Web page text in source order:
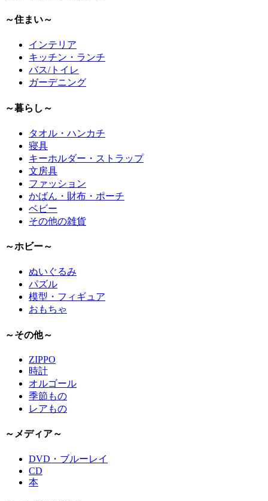
～住まい～
インテリア
キッチン・ランチ
バス/トイレ
ガーデニング
～暮らし～
タオル・ハンカチ
寝具
キーホルダー・ストラップ
文房具
ファッション
かばん・財布・ポーチ
ベビー
その他の雑貨
～ホビー～
ぬいぐるみ
パズル
模型・フィギュア
おもちゃ
～その他～
ZIPPO
時計
オルゴール
季節もの
レアもの
～メディア～
DVD・ブルーレイ
CD
本